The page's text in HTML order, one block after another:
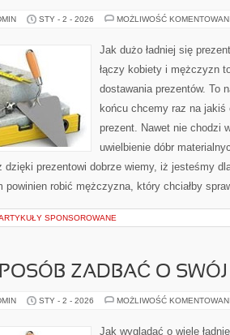
STY - 2 - 2026 MOŻLIWOŚĆ
Jak dużo ładniej się
łączy kobiety i mężczyzn
dostawania prezentów. To
końcu chcemy raz na
prezent. Nawet nie chodzi
uwielbienie dóbr
dzięki prezentowi dobrze wiemy, iż jesteśmy
powinien robić mężczyzna, który chciałby
SPONSOROWANE
ZADBAĆ O
STY - 2 - 2026 MOŻLIWOŚĆ
Jak wyglądać o wiele